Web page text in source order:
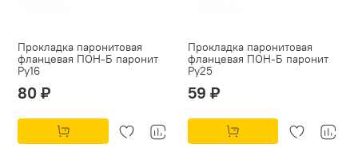
Прокладка паронитовая
фланцевая ПОН-Б паронит
Py16
80 ₽
Прокладка паронитовая
фланцевая ПОН-Б паронит
Py25
59 ₽